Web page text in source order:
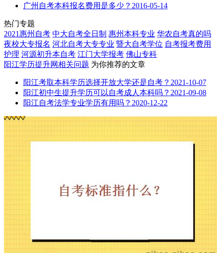
广州自考本科报名费用是多少？ 2016-05-14
热门专题
2021惠州自考 中大自考全日制 惠州本科专业 华农自考真的吗
夜校大专报名 河北自考大专专业 暨大自考学位 自考报考费用
护理 河源初升本自考 江门大学报考 佛山专科
阳江学历提升网相关问题 为你推荐的文章
阳江考取本科学历选择开放大学还是自考？ 2021-10-07
阳江初中生提升学历可以自考成人本科吗？ 2021-09-08
阳江自考法学专业学历有用吗？ 2020-12-22